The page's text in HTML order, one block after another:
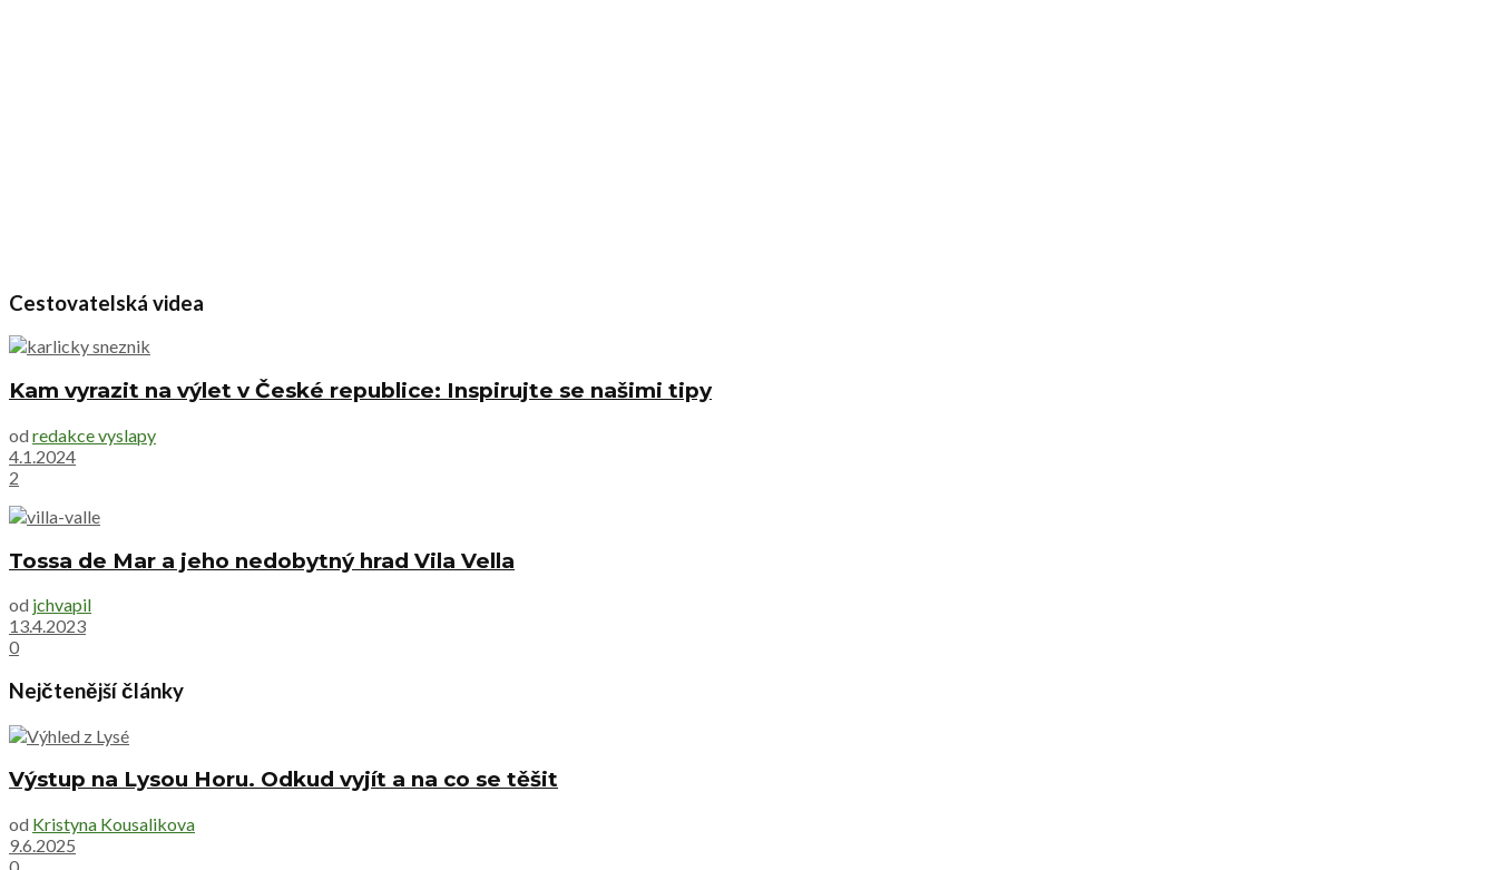
Cestovatelská videa
Kam vyrazit na výlet v České republice: Inspirujte se našimi tipy
od redakce vyslapy
4.1.2024
2
Tossa de Mar a jeho nedobytný hrad Vila Vella
od jchvapil
13.4.2023
0
Nejčtenější články
Výstup na Lysou Horu. Odkud vyjít a na co se těšit
od Kristyna Kousalikova
9.6.2025